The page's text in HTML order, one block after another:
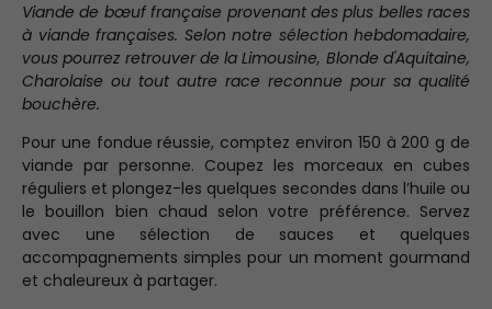
Viande de bœuf française provenant des plus belles races
à viande françaises. Selon notre sélection hebdomadaire,
vous pourrez retrouver de la Limousine, Blonde d'Aquitaine,
Charolaise ou tout autre race reconnue pour sa qualité
bouchère.
Pour une fondue réussie, comptez environ 150 à 200 g de
viande par personne. Coupez les morceaux en cubes
réguliers et plongez-les quelques secondes dans l’huile ou
le bouillon bien chaud selon votre préférence. Servez
avec une sélection de sauces et quelques
accompagnements simples pour un moment gourmand
et chaleureux à partager.